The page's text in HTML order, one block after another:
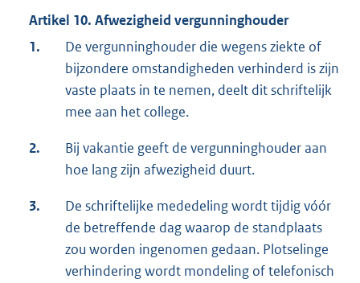
Artikel 10. Afwezigheid vergunninghouder
1.
De vergunninghouder die wegens ziekte of
bijzondere omstandigheden verhinderd is zijn
vaste plaats in te nemen, deelt dit schriftelijk
mee aan het college.
2.
Bij vakantie geeft de vergunninghouder aan
hoe lang zijn afwezigheid duurt.
3.
De schriftelijke mededeling wordt tijdig vóór
de betreffende dag waarop de standplaats
zou worden ingenomen gedaan. Plotselinge
verhindering wordt mondeling of telefonisch